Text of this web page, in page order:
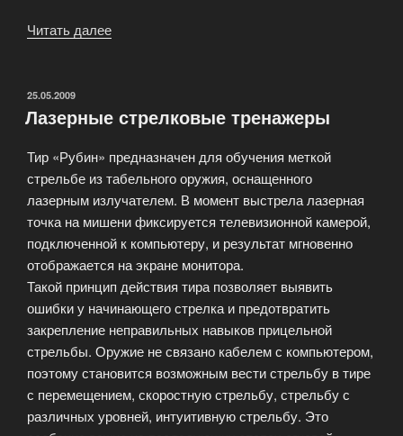
Читать далее
ОПУБЛИКОВАНО
25.05.2009
Лазерные стрелковые тренажеры
Тир «Рубин» предназначен для обучения меткой
стрельбе из табельного оружия, оснащенного
лазерным излучателем. В момент выстрела лазерная
точка на мишени фиксируется телевизионной камерой,
подключенной к компьютеру, и результат мгновенно
отображается на экране монитора.
Такой принцип действия тира позволяет выявить
ошибки у начинающего стрелка и предотвратить
закрепление неправильных навыков прицельной
стрельбы. Оружие не связано кабелем с компьютером,
поэтому становится возможным вести стрельбу в тире
с перемещением, скоростную стрельбу, стрельбу с
различных уровней, интуитивную стрельбу. Это